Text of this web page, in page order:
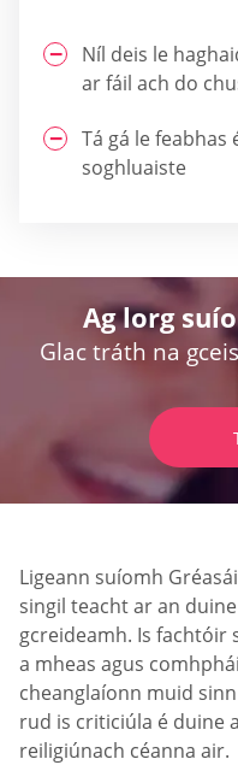
Níl deis le
ar fáil ach do
Tá gá le
soghluaiste
Ag lorg
Glac tráth na
Ligeann suíomh
singil teacht ar an
gcreideamh. Is fachtóir
a mheas agus
cheanglaíonn muid
rud is criticiúla é duine
reiligiúnach céanna air.